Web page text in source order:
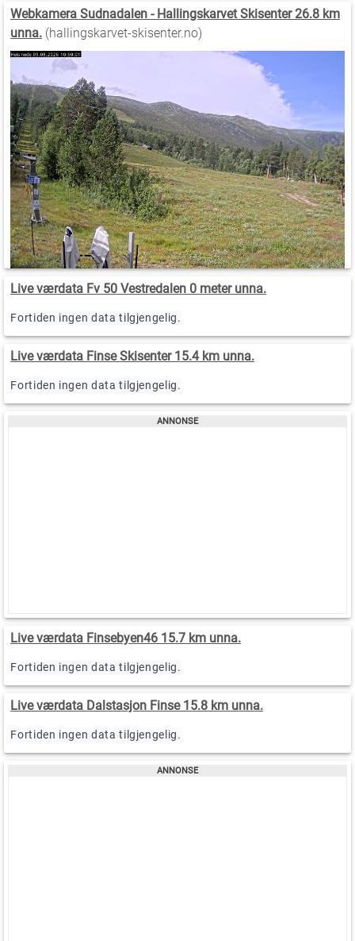
Webkamera Sudnadalen - Hallingskarvet Skisenter 26.8 km
unna. (hallingskarvet-skisenter.no)
Live værdata Fv 50 Vestredalen 0 meter unna.
Fortiden ingen data tilgjengelig.
Live værdata Finse Skisenter 15.4 km unna.
Fortiden ingen data tilgjengelig.
Live værdata Finsebyen46 15.7 km unna.
Fortiden ingen data tilgjengelig.
Live værdata Dalstasjon Finse 15.8 km unna.
Fortiden ingen data tilgjengelig.